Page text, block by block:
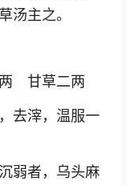
汤主之。
甘草二两
去滓，温服一
弱者，乌头麻